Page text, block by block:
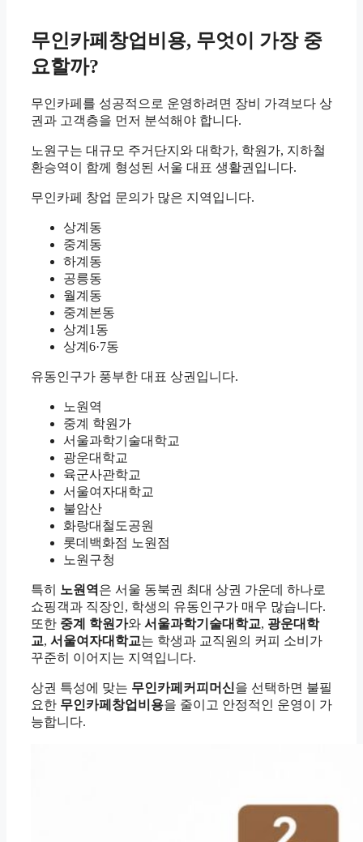
무인카페창업비용, 무엇이 가장 중
요할까?
무인카페를 성공적으로 운영하려면 장비 가격보다 상
권과 고객층을 먼저 분석해야 합니다.
노원구는 대규모 주거단지와 대학가, 학원가, 지하철
환승역이 함께 형성된 서울 대표 생활권입니다.
무인카페 창업 문의가 많은 지역입니다.
상계동
중계동
하계동
공릉동
월계동
중계본동
상계1동
상계6·7동
유동인구가 풍부한 대표 상권입니다.
노원역
중계 학원가
서울과학기술대학교
광운대학교
육군사관학교
서울여자대학교
불암산
화랑대철도공원
롯데백화점 노원점
노원구청
특히 노원역 은 서울 동북권 최대 상권 가운데 하나로
쇼핑객과 직장인, 학생의 유동인구가 매우 많습니다.
또한 중계 학원가와 서울과학기술대학교, 광운대학
교, 서울여자대학교는 학생과 교직원의 커피 소비가
꾸준히 이어지는 지역입니다.
상권 특성에 맞는 무인카페커피머신을 선택하면 불필
요한 무인카페창업비용을 줄이고 안정적인 운영이 가
능합니다.